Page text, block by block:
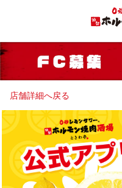
店舗詳細へ戻る